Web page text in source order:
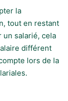
la
tout en restant
un salarié, cela
différent
lors de la